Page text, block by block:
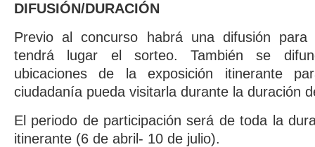
DIFUSIÓN/DURACIÓN
Previo al concurso habrá una difusión para
tendrá lugar el sorteo. También se
ubicaciones de la exposición itinerante
ciudadanía pueda visitarla durante la duración
El periodo de participación será de toda la
itinerante (6 de abril- 10 de julio).